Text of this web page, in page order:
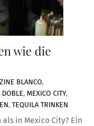
wie die
BLANCO,
DOBLE, MEXICO CITY,
,TEQUILA TRINKEN
in Mexico City? Ein